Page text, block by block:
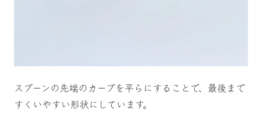
スプーンの先端のカーブを平らにすることで、最後まで
すくいやすい形状にしています。